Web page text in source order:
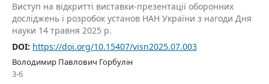
Виступ на відкритті виставки-презентації оборонних
досліджень і розробок установ НАН України з нагоди Дня
науки 14 травня 2025 р.
DOI: https://doi.org/10.15407/visn2025.07.003
Володимир Павлович Горбулін
3-6